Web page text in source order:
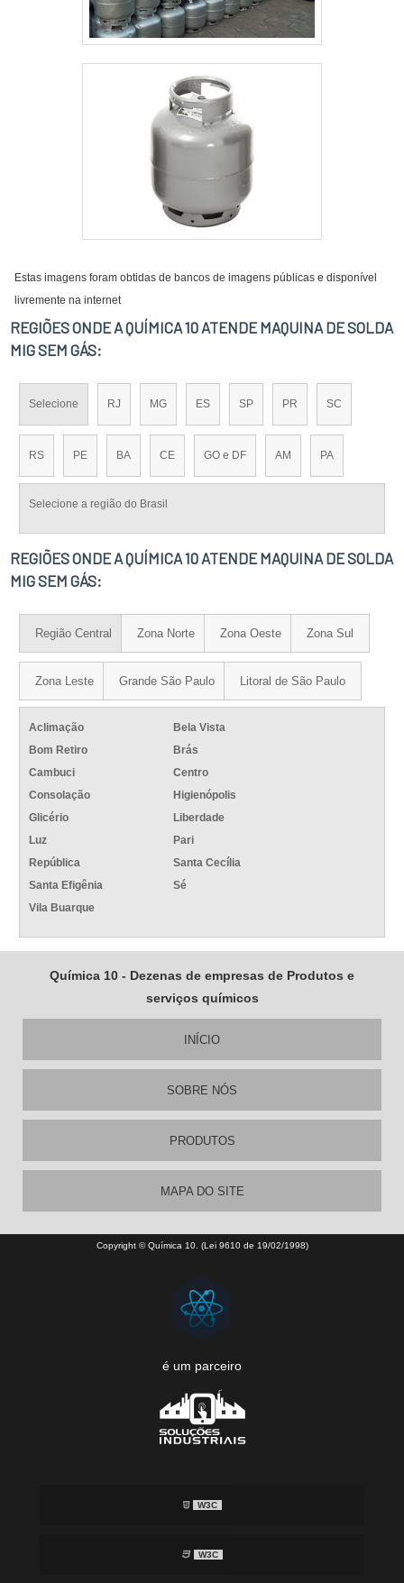
Estas imagens foram obtidas de bancos de imagens públicas e disponível
livremente na internet
REGIÕES ONDE A QUÍMICA 10 ATENDE MAQUINA DE SOLDA
MIG SEM GÁS:
Selecione RJ MG ES SP PR SC
RS PE BA CE GO e DF AM PA
Selecione a região do Brasil
REGIÕES ONDE A QUÍMICA 10 ATENDE MAQUINA DE SOLDA
MIG SEM GÁS:
Região Central Zona Norte Zona Oeste Zona Sul
Zona Leste Grande São Paulo Litoral de São Paulo
Aclimação
Bela Vista
Bom Retiro
Brás
Cambuci
Centro
Consolação
Higienópolis
Glicério
Liberdade
Luz
Pari
República
Santa Cecília
Santa Efigênia
Sé
Vila Buarque
Química 10 - Dezenas de empresas de Produtos e
serviços químicos
INÍCIO
SOBRE NÓS
PRODUTOS
MAPA DO SITE
Copyright © Química 10. (Lei 9610 de 19/02/1998)
é um parceiro
W3C
W3C